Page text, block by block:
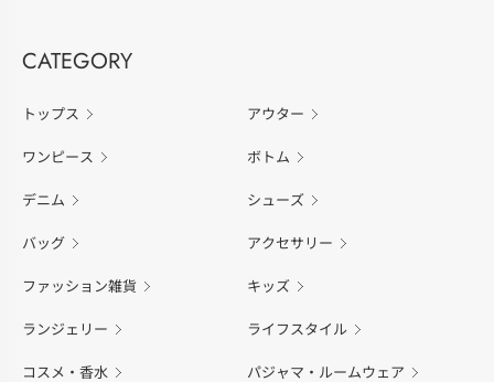
CATEGORY
トップス アウター
ワンピース ボトム
デニム シューズ
バッグ アクセサリー
ファッション雑貨 キッズ
ランジェリー ライフスタイル
コスメ・香水 パジャマ・ルームウェア